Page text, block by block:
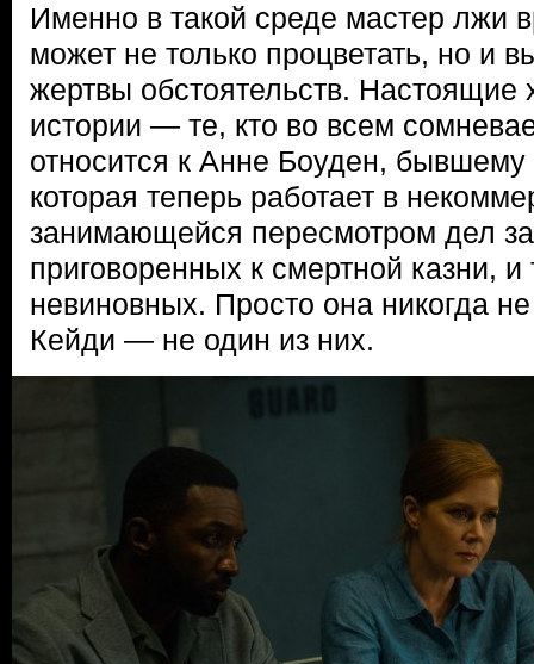
Именно в такой среде мастер лжи
может не только процветать, но и
жертвы обстоятельств. Настоящие
истории — те, кто во всем
относится к Анне Боуден,
которая теперь работает в
занимающейся пересмотром дел
приговоренных к смертной казни,
невиновных. Просто она никогда
Кейди — не один из них.